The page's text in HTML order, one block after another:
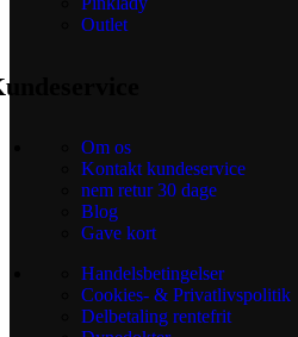
Outlet
Om os
Kontakt kundeservice
nem retur 30 dage
Blog
Gave kort
Handelsbetingelser
Cookies- & Privatlivspolitik
Delbetaling rentefrit